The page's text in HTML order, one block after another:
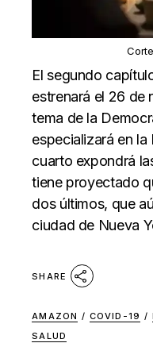
El segundo
estrenará el 26 de
tema de la
especializará en la
cuarto expondrá
tiene proyectado
dos últimos, que
ciudad de Nueva
SHARE
AMAZON / COVID-19 /
SALUD